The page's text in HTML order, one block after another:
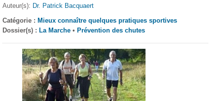
Auteur(s): Dr. Patrick Bacquaert
Catégorie : Mieux connaître quelques pratiques sportives
Dossier(s) : La Marche • Prévention des chutes